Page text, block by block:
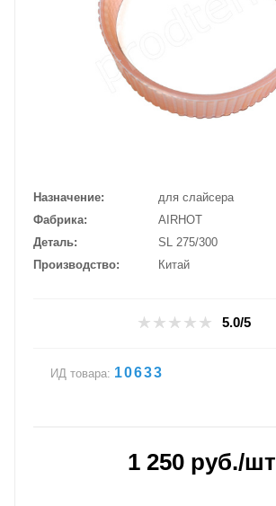
Назначение
для слайсера
Фабрика
AIRHOT
Деталь
SL 275/300
Производство
Китай
5.0/5
ИД товара: 10633
1 250руб./шт